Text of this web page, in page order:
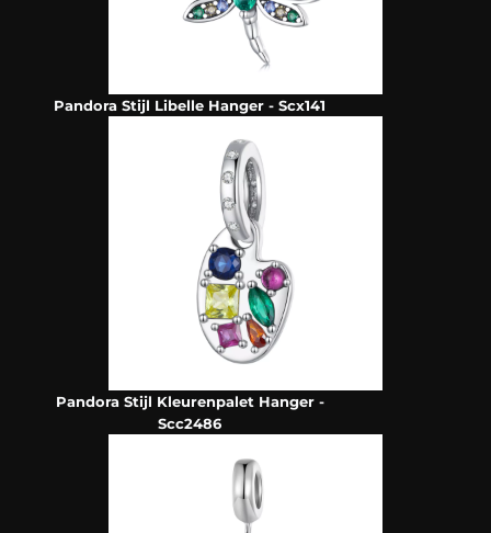
Pandora Stijl Libelle Hanger - Scx141
Pandora Stijl Kleurenpalet Hanger -
Scc2486